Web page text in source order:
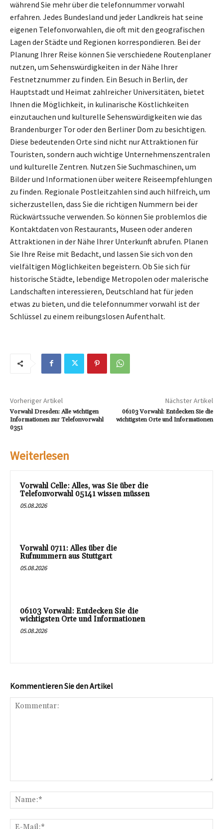
während Sie mehr über die telefonnummer vorwahl
erfahren. Jedes Bundesland und jeder Landkreis hat seine
eigenen Telefonvorwahlen, die oft mit den geografischen
Lagen der Städte und Regionen korrespondieren. Bei der
Planung Ihrer Reise können Sie verschiedene Routenplaner
nutzen, um Sehenswürdigkeiten in der Nähe Ihrer
Festnetznummer zu finden. Ein Besuch in Berlin, der
Hauptstadt und Heimat zahlreicher Universitäten, bietet
Ihnen die Möglichkeit, in kulinarische Köstlichkeiten
einzutauchen und kulturelle Sehenswürdigkeiten wie das
Brandenburger Tor oder den Berliner Dom zu besichtigen.
Diese bedeutenden Orte sind nicht nur Attraktionen für
Touristen, sondern auch wichtige Unternehmenszentralen
und kulturelle Zentren. Nutzen Sie Suchmaschinen, um
Bilder und Informationen über weitere Reiseempfehlungen
zu finden. Regionale Postleitzahlen sind auch hilfreich, um
sicherzustellen, dass Sie die richtigen Nummern bei der
Rückwärtssuche verwenden. So können Sie problemlos die
Kontaktdaten von Restaurants, Museen oder anderen
Attraktionen in der Nähe Ihrer Unterkunft abrufen. Planen
Sie Ihre Reise mit Bedacht, und lassen Sie sich von den
vielfältigen Möglichkeiten begeistern. Ob Sie sich für
historische Städte, lebendige Metropolen oder malerische
Landschaften interessieren, Deutschland hat für jeden
etwas zu bieten, und die telefonnummer vorwahl ist der
Schlüssel zu einem reibungslosen Aufenthalt.
Vorheriger Artikel
Vorwahl Dresden: Alle wichtigen
Informationen zur Telefonvorwahl
0351
Nächster Artikel
06103 Vorwahl: Entdecken Sie die
wichtigsten Orte und Informationen
Weiterlesen
Vorwahl Celle: Alles, was Sie über die
Telefonvorwahl 05141 wissen müssen
05.08.2026
Vorwahl 0711: Alles über die
Rufnummern aus Stuttgart
05.08.2026
06103 Vorwahl: Entdecken Sie die
wichtigsten Orte und Informationen
05.08.2026
Kommentieren Sie den Artikel